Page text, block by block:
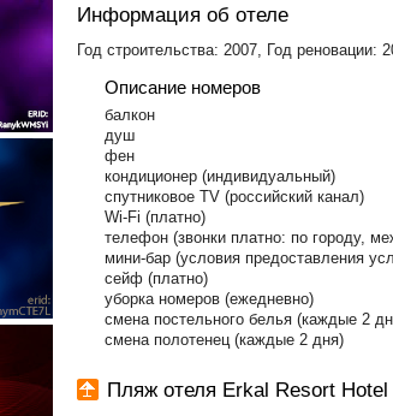
Информация об отеле
Год строительства: 2007, Год реновации:
Описание номеров
​балкон
душ
фен
кондиционер (индивидуальный)
спутниковое TV (российский канал)
Wi-Fi (платно)
телефон (звонки платно: по
мини-бар (условия предоставления
сейф (платно)
уборка номеров (ежедневно)
смена постельного белья (каждые 2
смена полотенец (каждые 2 дня)
Пляж отеля Erkal Resort Hotel